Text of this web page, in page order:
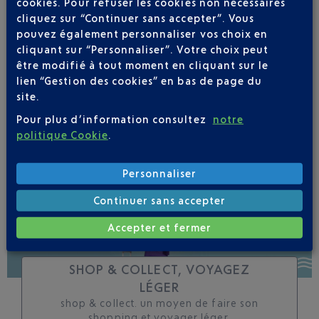
Soyez notifié(e) de
toutes les évolutions
pour ce vol
SHOP & COLLECT, VOYAGEZ
LÉGER
shop & collect. un moyen de faire son
cliquez sur “Continuer sans accepter”. Vous
pouvez également personnaliser vos choix en
cliquant sur “Personnaliser”. Votre choix peut
être modifié à tout moment en cliquant sur le
lien “Gestion des cookies” en bas de page du
site.
Pour plus d’information consultez
notre
politique Cookie
Personnaliser
Continuer sans accepter
Accepter et fermer